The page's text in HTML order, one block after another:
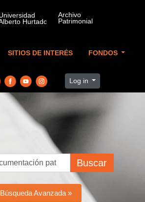
SITIOS DE INTERÉS FONDOS
Log in
Buscar
Búsqueda Avanzada »